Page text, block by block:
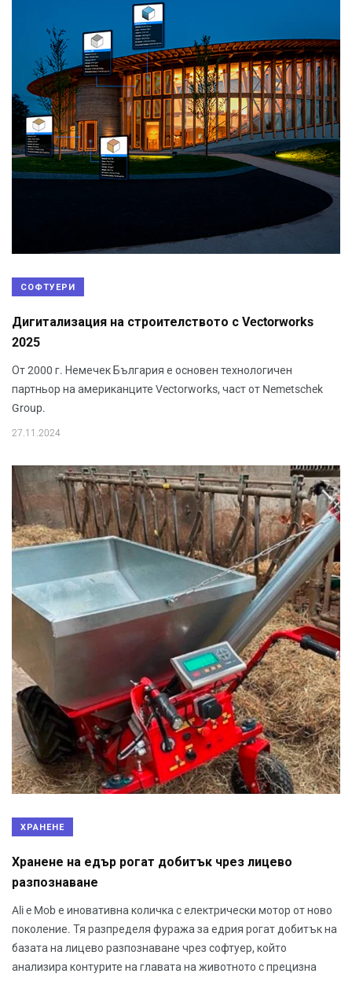
СОФТУЕРИ
Дигитализация на строителството с Vectorworks
2025
От 2000 г. Немечек България е основен технологичен
партньор на американците Vectorworks, част от Nemetschek
Group.
27.11.2024
ХРАНЕНЕ
Хранене на едър рогат добитък чрез лицево
разпознаване
Ali e Mob е иновативна количка с електрически мотор от ново
поколение. Тя разпределя фуража за едрия рогат добитък на
базата на лицево разпознаване чрез софтуер, който
анализира контурите на главата на животното с прецизна